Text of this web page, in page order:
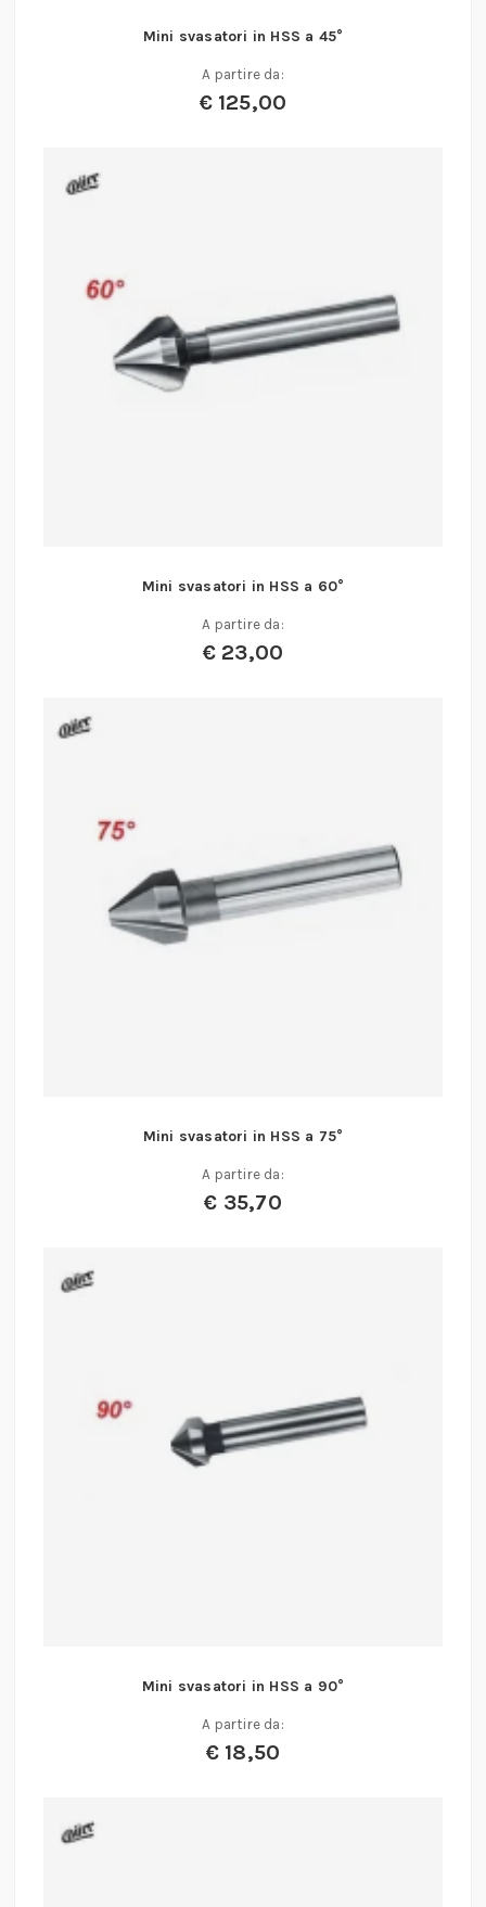
Mini svasatori in HSS a 45°
A partire da:
€125,00
Mini svasatori in HSS a 60°
A partire da:
€ 23,00
Mini svasatori in HSS a 75°
A partire da:
€ 35,70
Mini svasatori in HSS a 90°
A partire da:
€ 18,50